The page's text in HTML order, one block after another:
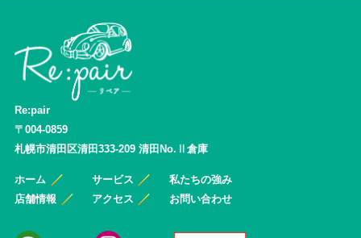
Re:pair
〒004-0859
札幌市清田区清田333-209 清田No.Ⅱ倉庫
ホーム サービス
私たちの強み
店舗情報
アクセス お問い合わせ